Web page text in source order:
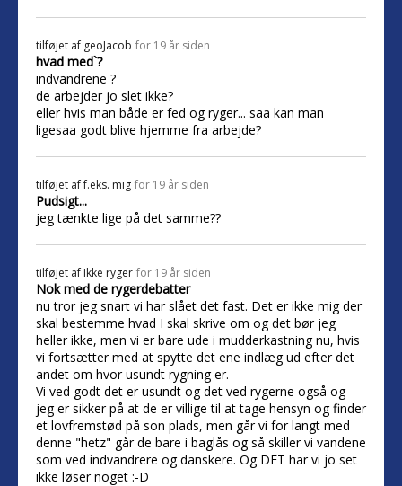
tilføjet af geoJacob for 19 år siden
hvad med`?
indvandrene ?
de arbejder jo slet ikke?
eller hvis man både er fed og ryger... saa kan man
ligesaa godt blive hjemme fra arbejde?
tilføjet aff.eks. mig for 19 år siden
Pudsigt...
jeg tænkte lige på det samme??
tilføjet af Ikke ryger for 19 år siden
Nok med de rygerdebatter
nu tror jeg snart vi har slået det fast. Det er ikke mig der
skal bestemme hvad I skal skrive om og det bør jeg
heller ikke, men vi er bare ude i mudderkastning nu, hvis
vi fortsætter med at spytte det ene indlæg ud efter det
andet om hvor usundt rygning er.
Vi ved godt det er usundt og det ved rygerne også og
jeg er sikker på at de er villige til at tage hensyn og finder
et lovfremstød på son plads, men går vi for langt med
denne "hetz" går de bare i baglås og så skiller vi vandene
som ved indvandrere og danskere. Og DET har vi jo set
ikke løser noget :-D